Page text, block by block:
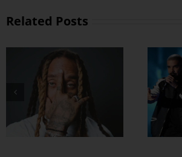
Related Posts
Drake နဲ့ Central
Cee တို့ ပေါင်းဖြုတ်
ထားတဲ့ Which One